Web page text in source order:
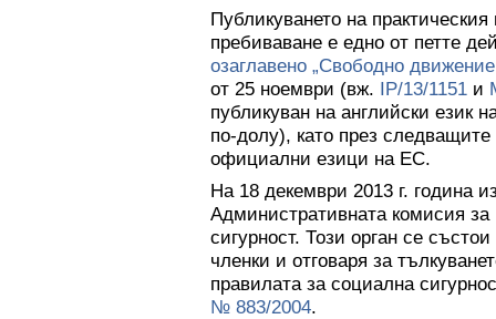
Публикуването на
пребиваване е едно от петте
озаглавено „Свободно
от 25 ноември (вж. IP/13/1151 и
публикуван на английски език
по-долу), като през
официални езици на ЕС.
На 18 декември 2013 г. година
Административната комисия
сигурност. Този орган се
членки и отговаря за
правилата за социална
№ 883/2004.